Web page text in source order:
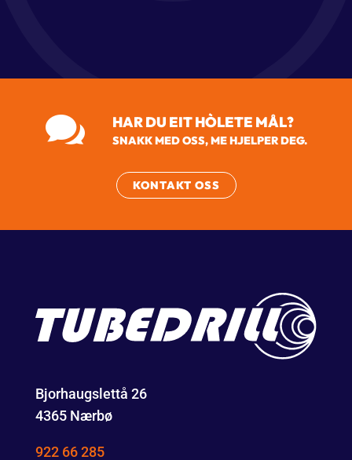
 HAR DU EIT HÒLETE MÅL?
SNAKK MED OSS, ME HJELPER DEG.
KONTAKT OSS
Bjorhaugslettå 26
4365 Nærbø
922 66 285